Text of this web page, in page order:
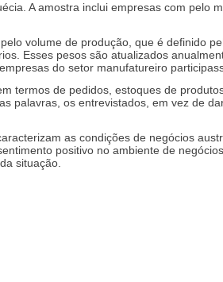
A amostra inclui empresas com pelo
volume de produção, que é definido
Esses pesos são atualizados
do setor manufatureiro
termos de pedidos, estoques de
palavras, os entrevistados, em vez de
as condições de negócios
positivo no ambiente de
situação.